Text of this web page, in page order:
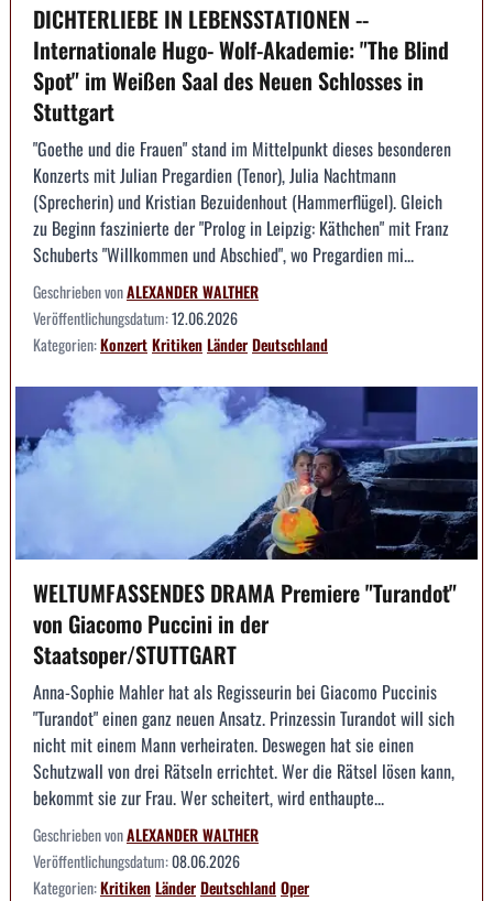
DICHTERLIEBE IN LEBENSSTATIONEN --
Internationale Hugo- Wolf-Akademie: "The Blind
Spot" im Weißen Saal des Neuen Schlosses in
Stuttgart
"Goethe und die Frauen" stand im Mittelpunkt dieses besonderen
Konzerts mit Julian Pregardien (Tenor), Julia Nachtmann
(Sprecherin) und Kristian Bezuidenhout (Hammerflügel). Gleich
zu Beginn faszinierte der "Prolog in Leipzig: Käthchen" mit Franz
Schuberts "Willkommen und Abschied", wo Pregardien mi...
Geschrieben vonALEXANDER WALTHER
Veröffentlichungsdatum:12.06.2026
Kategorien:KonzertKritikenLänderDeutschland
WELTUMFASSENDES DRAMA Premiere "Turandot"
von Giacomo Puccini in der
Staatsoper/STUTTGART
Anna-Sophie Mahler hat als Regisseurin bei Giacomo Puccinis
"Turandot" einen ganz neuen Ansatz. Prinzessin Turandot will sich
nicht mit einem Mann verheiraten. Deswegen hat sie einen
Schutzwall von drei Rätseln errichtet. Wer die Rätsel lösen kann,
bekommt sie zur Frau. Wer scheitert, wird enthaupte...
Geschrieben vonALEXANDER WALTHER
Veröffentlichungsdatum:08.06.2026
Kategorien:KritikenLänderDeutschlandOper